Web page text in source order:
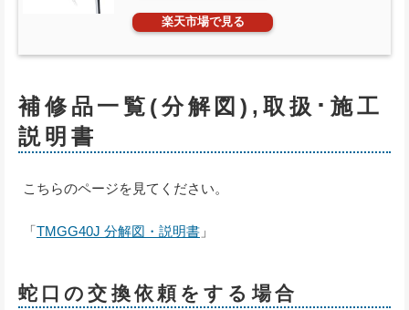
楽天市場で見る
補修品一覧(分解図),取扱･施工
説明書
こちらのページを見てください。
「TMGG40J 分解図・説明書 」
蛇口の交換依頼をする場合